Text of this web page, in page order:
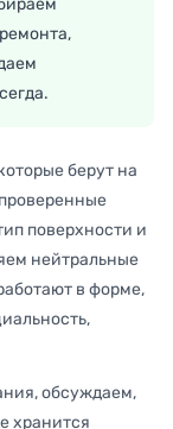
берут на
поверхности и
нейтральные
в форме,
обсуждаем,
хранится